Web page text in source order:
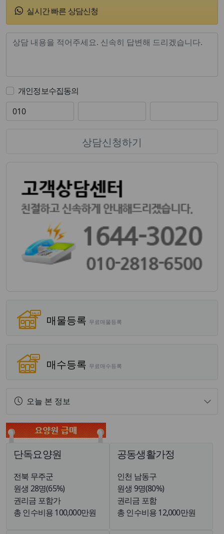
실시간 빠른 상담신청
개인정보수집동의
상담신청하기
매물등록 무료매물등록
매수등록 무료매수등록
오늘 본 정보
단독요양원
전북 무주군
원생 28명(65%)
권리금 포함가
총 인수비용 100,000만원
공동생활가정
인천 남동구
원생 9명(80%)
권리금 포함
총 인수비용 12,000만원